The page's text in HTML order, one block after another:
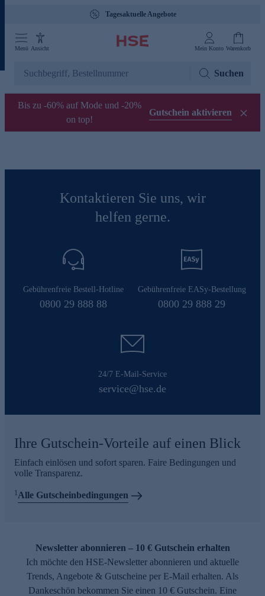
Tagesaktuelle Angebote
Menü Ansicht Mein Konto Warenkorb
Suchen
Bis zu -60% auf Mode und -20%
on top!
Gutschein aktivieren
Kontaktieren Sie uns, wir
helfen gerne.
Gebührenfreie Bestell-Hotline
0800 29 888 88
Gebührenfreie EASy-Bestellung
0800 29 888 29
24/7 E-Mail-Service
service@hse.de
Ihre Gutschein-Vorteile auf einen Blick
Einfach einlösen und sofort sparen. Faire Bedingungen und
volle Transparenz.
1Alle Gutscheinbedingungen
Newsletter abonnieren – 10 € Gutschein erhalten
Ich möchte den HSE-Newsletter abonnieren und aktuelle
Trends, Angebote & Gutscheine per E-Mail erhalten. Als
Dankeschön bekommen Sie einen 10 € Gutschein. Eine